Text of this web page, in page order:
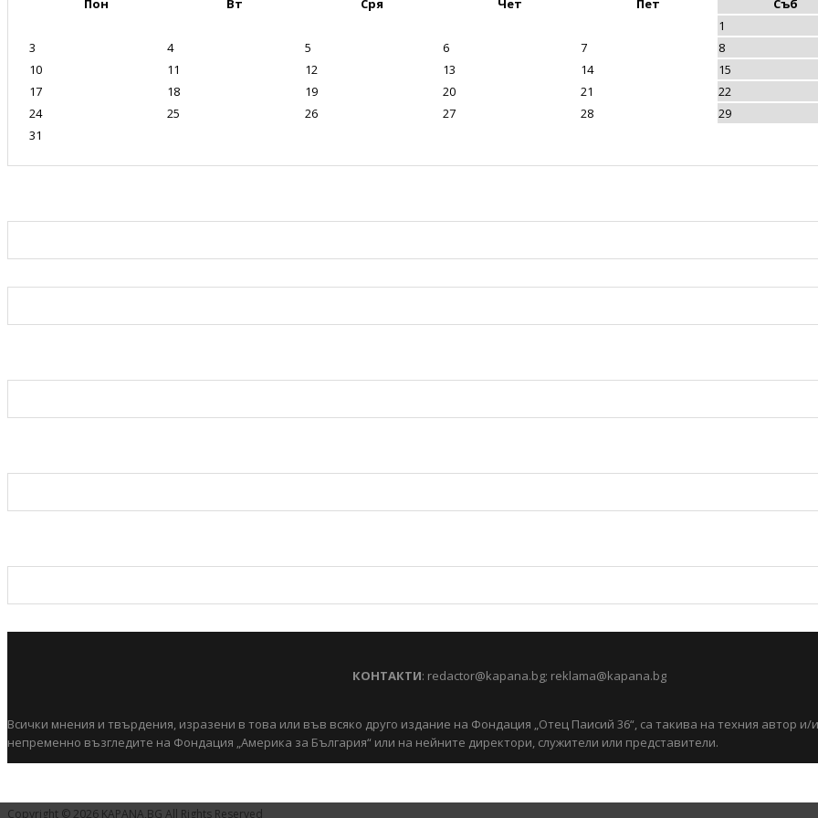
1
3
4 5 6 7 8
10
11 12 13 14 15
17
18 19 20 21 22
24
25 26 27 28 29
31
КОНТАКТИ: redactor@kapana.bg; reklama@kapana.bg
Всички мнения и твърдения, изразени в това или във всяко друго издание на Фондация „Отец Паисий 36“, са такива на техния автор и/
непременно възгледите на Фондация „Америка за България“ или на нейните директори, служители или представители.
Copyright © 2026 KAPANA,BG All Rights Reserved